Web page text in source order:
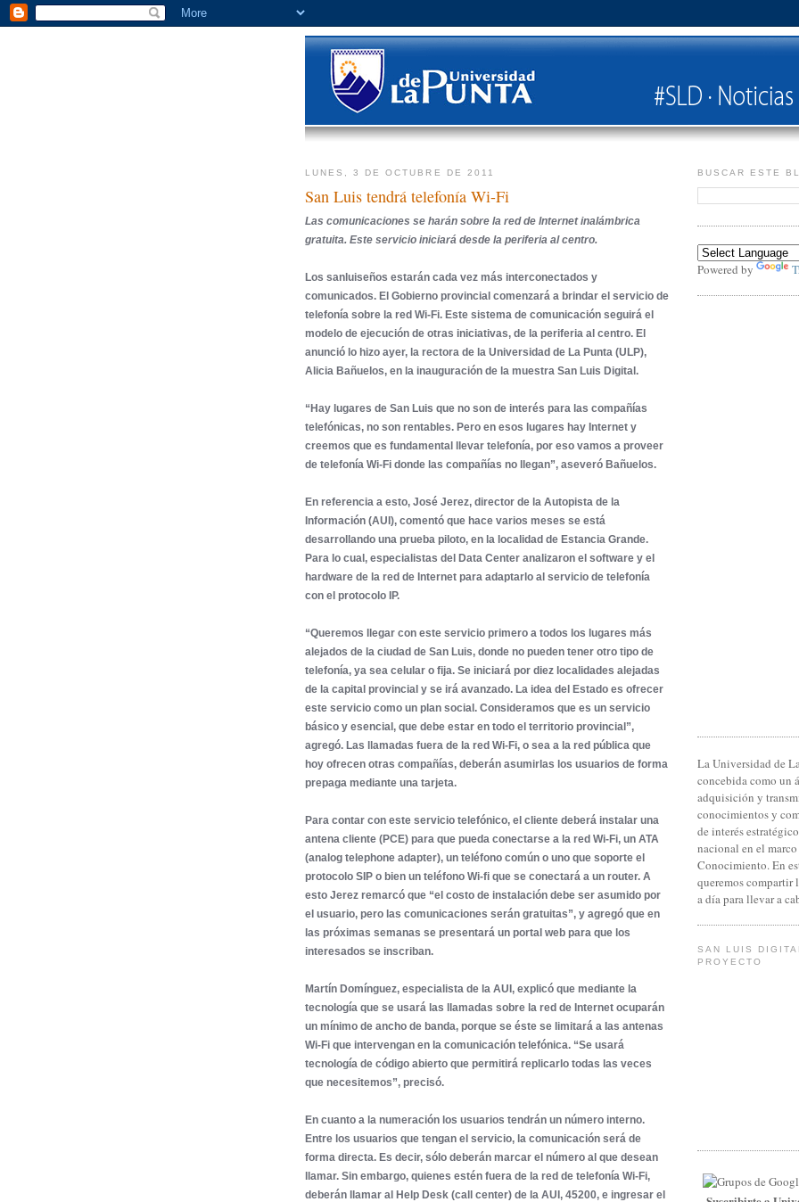
LUNES, 3 DE OCTUBRE DE 2011
San Luis tendrá telefonía Wi-Fi
Las comunicaciones se harán sobre la red de Internet inalámbrica
gratuita. Este servicio iniciará desde la periferia al centro.
Los sanluiseños estarán cada vez más interconectados y
comunicados. El Gobierno provincial comenzará a brindar el servicio de
telefonía sobre la red Wi-Fi. Este sistema de comunicación seguirá el
modelo de ejecución de otras iniciativas, de la periferia al centro. El
anunció lo hizo ayer, la rectora de la Universidad de La Punta (ULP),
Alicia Bañuelos, en la inauguración de la muestra San Luis Digital.
“Hay lugares de San Luis que no son de interés para las compañías
telefónicas, no son rentables. Pero en esos lugares hay Internet y
creemos que es fundamental llevar telefonía, por eso vamos a proveer
de telefonía Wi-Fi donde las compañías no llegan”, aseveró Bañuelos.
En referencia a esto, José Jerez, director de la Autopista de la
Información (AUI), comentó que hace varios meses se está
desarrollando una prueba piloto, en la localidad de Estancia Grande.
Para lo cual, especialistas del Data Center analizaron el software y el
hardware de la red de Internet para adaptarlo al servicio de telefonía
con el protocolo IP.
“Queremos llegar con este servicio primero a todos los lugares más
alejados de la ciudad de San Luis, donde no pueden tener otro tipo de
telefonía, ya sea celular o fija. Se iniciará por diez localidades alejadas
de la capital provincial y se irá avanzado. La idea del Estado es ofrecer
este servicio como un plan social. Consideramos que es un servicio
básico y esencial, que debe estar en todo el territorio provincial”,
agregó. Las llamadas fuera de la red Wi-Fi, o sea a la red pública que
hoy ofrecen otras compañías, deberán asumirlas los usuarios de forma
prepaga mediante una tarjeta.
Para contar con este servicio telefónico, el cliente deberá instalar una
antena cliente (PCE) para que pueda conectarse a la red Wi-Fi, un ATA
(analog telephone adapter), un teléfono común o uno que soporte el
protocolo SIP o bien un teléfono Wi-fi que se conectará a un router. A
esto Jerez remarcó que “el costo de instalación debe ser asumido por
el usuario, pero las comunicaciones serán gratuitas”, y agregó que en
las próximas semanas se presentará un portal web para que los
interesados se inscriban.
Martín Domínguez, especialista de la AUI, explicó que mediante la
tecnología que se usará las llamadas sobre la red de Internet ocuparán
un mínimo de ancho de banda, porque se éste se limitará a las antenas
Wi-Fi que intervengan en la comunicación telefónica. “Se usará
tecnología de código abierto que permitirá replicarlo todas las veces
que necesitemos”, precisó.
En cuanto a la numeración los usuarios tendrán un número interno.
Entre los usuarios que tengan el servicio, la comunicación será de
forma directa. Es decir, sólo deberán marcar el número al que desean
llamar. Sin embargo, quienes estén fuera de la red de telefonía Wi-Fi,
deberán llamar al Help Desk (call center) de la AUI, 45200, e ingresar el
BUSCAR ESTE
Powered by
La Universidad de
concebida como un
adquisición y
conocimientos y
de interés
nacional en el
Conocimiento. En
queremos compartir
a día para llevar a
SAN LUIS
PROYECTO